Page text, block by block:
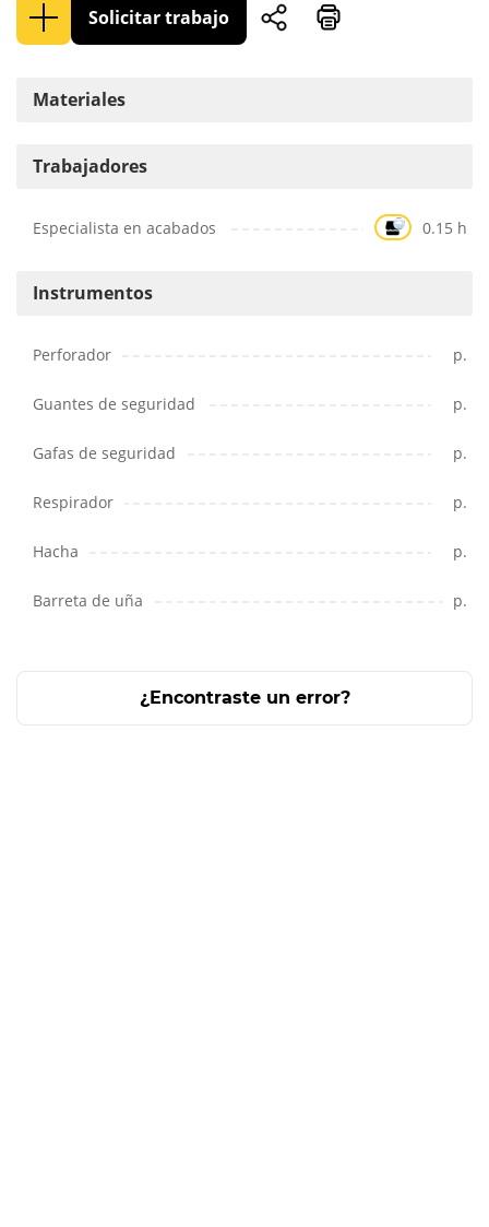
Materiales
Trabajadores
Especialista en acabados 0.15 h
Instrumentos
Perforador p.
Guantes de seguridad p.
Gafas de seguridad p.
Respirador p.
Hacha p.
Barreta de uña p.
Solicitar trabajo
¿Encontraste un error?